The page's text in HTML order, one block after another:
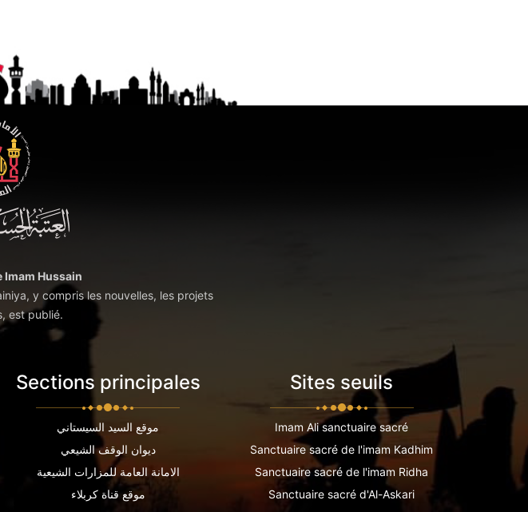
Hussain
y compris les nouvelles, les projets
est publié.
Sections principales
موقع السيد السيستاني
ديوان الوقف الشيعي
الامانة العامة للمزارات الشيعية
موقع قناة كربلاء
Sites seuils
Imam Ali sanctuaire sacré
Sanctuaire sacré de l'imam Kadhim
Sanctuaire sacré de l'imam Ridha
Sanctuaire sacré d'Al-Askari